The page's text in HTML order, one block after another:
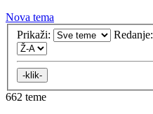
Nova tema
Prikaži:
Redanje:
662 teme